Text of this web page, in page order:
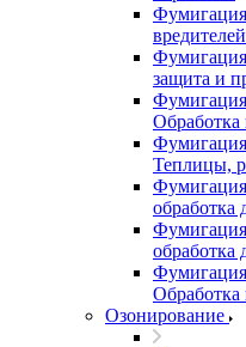
защита и
Фумигация
Обработка
Теплицы,
обработка
обработка
Фумигация
Обработка
Озонирование